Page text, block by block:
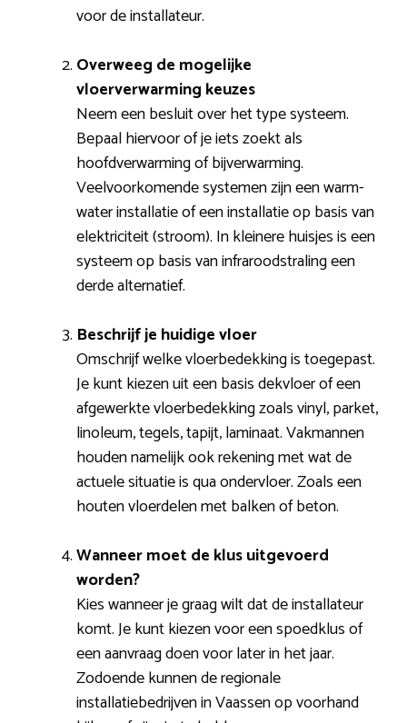
voor de installateur.
Overweeg de mogelijke
vloerverwarming keuzes
Neem een besluit over het type systeem.
Bepaal hiervoor of je iets zoekt als
hoofdverwarming of bijverwarming.
Veelvoorkomende systemen zijn een warm-
water installatie of een installatie op basis van
elektriciteit (stroom). In kleinere huisjes is een
systeem op basis van infraroodstraling een
derde alternatief.
Beschrijf je huidige vloer
Omschrijf welke vloerbedekking is toegepast.
Je kunt kiezen uit een basis dekvloer of een
afgewerkte vloerbedekking zoals vinyl, parket,
linoleum, tegels, tapijt, laminaat. Vakmannen
houden namelijk ook rekening met wat de
actuele situatie is qua ondervloer. Zoals een
houten vloerdelen met balken of beton.
Wanneer moet de klus uitgevoerd
worden?
Kies wanneer je graag wilt dat de installateur
komt. Je kunt kiezen voor een spoedklus of
een aanvraag doen voor later in het jaar.
Zodoende kunnen de regionale
installatiebedrijven in Vaassen op voorhand